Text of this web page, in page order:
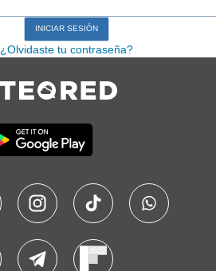
¿Olvidaste tu contraseña?